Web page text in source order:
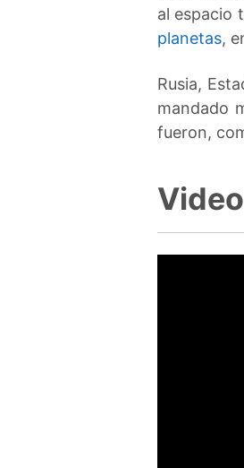
al espacio
planetas,
Rusia,
mandado
fueron,